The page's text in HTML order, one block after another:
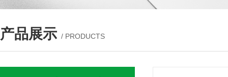
产品展示 / PRODUCTS